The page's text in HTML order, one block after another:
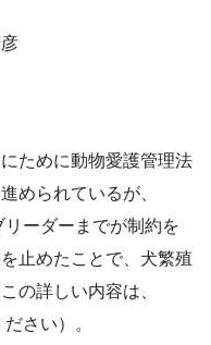
ために動物愛護管理法
められているが、
ーダーまでが制約を
止めたことで、犬繁殖
の詳しい内容は、
さい）。